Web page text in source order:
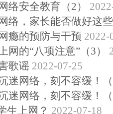
络安全教育（2）
络，家长能否做好这
瘾的预防与干预 2022-
网的“八项注意”（3）
歌谣 2022-07-25
迷网络，刻不容缓！
迷网络，刻不容缓！
生上网？ 2022-07-18